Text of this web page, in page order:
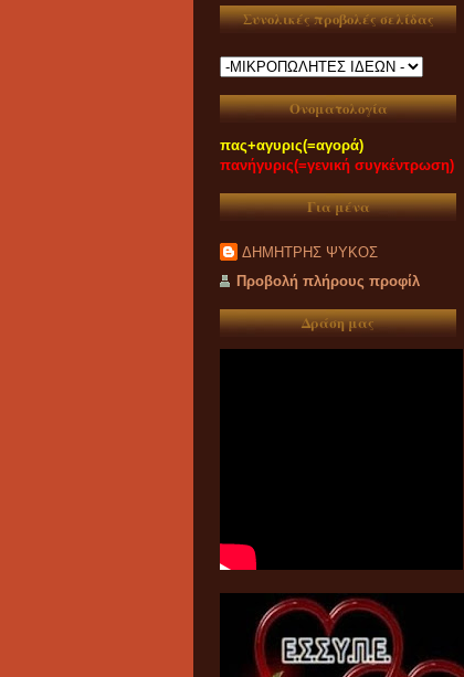
Συνολικές προβολές σελίδας
Ονοματολογία
πας+αγυρις(=αγορά)
πανήγυρις(=γενική συγκέντρωση)
Για μένα
ΔΗΜΗΤΡΗΣ ΨΥΚΟΣ
Προβολή πλήρους προφίλ
Δράση μας